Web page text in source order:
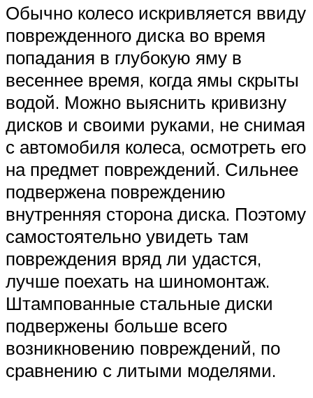
Обычно колесо искривляется ввиду
поврежденного диска во время
попадания в глубокую яму в
весеннее время, когда ямы скрыты
водой. Можно выяснить кривизну
дисков и своими руками, не снимая
с автомобиля колеса, осмотреть его
на предмет повреждений. Сильнее
подвержена повреждению
внутренняя сторона диска. Поэтому
самостоятельно увидеть там
повреждения вряд ли удастся,
лучше поехать на шиномонтаж.
Штампованные стальные диски
подвержены больше всего
возникновению повреждений, по
сравнению с литыми моделями.